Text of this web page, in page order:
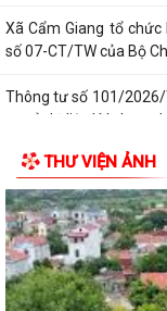
Xã Cẩm Giang tổ
số 07-CT/TW của Bộ
Thông tư số 101/2026/
cơ sở dữ liệu lý lịch tư
THÔNG BÁO số 527/
mục thủ tục hành
Đảng ủy - HĐND -
chức lễ viếng các nghĩa
Trạm Y tế xã Cẩm
THƯ VIỆN ẢNH